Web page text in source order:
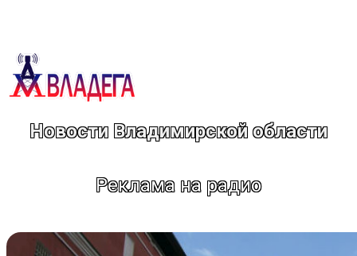
Новости Владимирской области
Реклама на радио